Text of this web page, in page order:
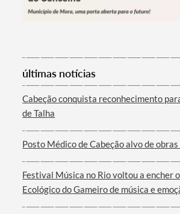
Termo de Pesquisa
Categorias gerais
Filtros
últimas notícias
Cabeção conquista reconhecimento
de Talha
Posto Médico de Cabeção alvo de
Festival Música no Rio voltou a encher
Ecológico do Gameiro de música e